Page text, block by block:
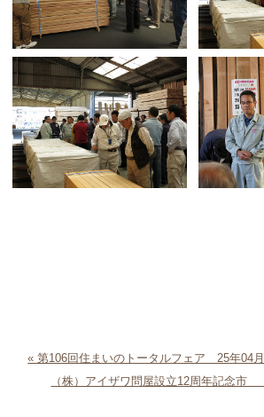
« 第106回住まいのトータルフェア 25年04月
（株）アイザワ問屋設立12周年記念